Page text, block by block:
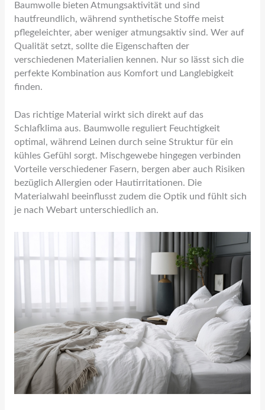
Baumwolle bieten Atmungsaktivität und sind
hautfreundlich, während synthetische Stoffe meist
pflegeleichter, aber weniger atmungsaktiv sind. Wer auf
Qualität setzt, sollte die Eigenschaften der
verschiedenen Materialien kennen. Nur so lässt sich die
perfekte Kombination aus Komfort und Langlebigkeit
finden.
Das richtige Material wirkt sich direkt auf das
Schlafklima aus. Baumwolle reguliert Feuchtigkeit
optimal, während Leinen durch seine Struktur für ein
kühles Gefühl sorgt. Mischgewebe hingegen verbinden
Vorteile verschiedener Fasern, bergen aber auch Risiken
bezüglich Allergien oder Hautirritationen. Die
Materialwahl beeinflusst zudem die Optik und fühlt sich
je nach Webart unterschiedlich an.